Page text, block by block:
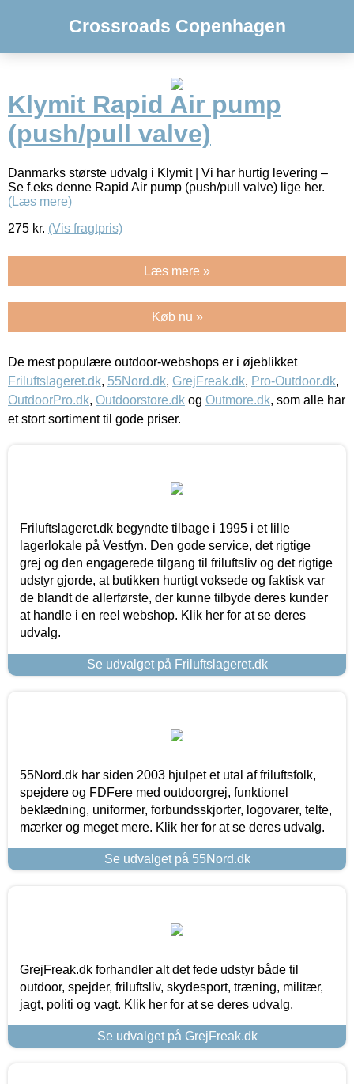
Crossroads Copenhagen
Klymit Rapid Air pump
(push/pull valve)
Danmarks største udvalg i Klymit | Vi har hurtig levering –
Se f.eks denne Rapid Air pump (push/pull valve) lige her.
(Læs mere)
275 kr. (Vis fragtpris)
Læs mere »
Køb nu »
De mest populære outdoor-webshops er i øjeblikket
Friluftslageret.dk, 55Nord.dk, GrejFreak.dk, Pro-Outdoor.dk,
OutdoorPro.dk, Outdoorstore.dk og Outmore.dk, som alle har
et stort sortiment til gode priser.
Friluftslageret.dk begyndte tilbage i 1995 i et lille
lagerlokale på Vestfyn. Den gode service, det rigtige
grej og den engagerede tilgang til friluftsliv og det rigtige
udstyr gjorde, at butikken hurtigt voksede og faktisk var
de blandt de allerførste, der kunne tilbyde deres kunder
at handle i en reel webshop. Klik her for at se deres
udvalg.
Se udvalget på Friluftslageret.dk
55Nord.dk har siden 2003 hjulpet et utal af friluftsfolk,
spejdere og FDFere med outdoorgrej, funktionel
beklædning, uniformer, forbundsskjorter, logovarer, telte,
mærker og meget mere. Klik her for at se deres udvalg.
Se udvalget på 55Nord.dk
GrejFreak.dk forhandler alt det fede udstyr både til
outdoor, spejder, friluftsliv, skydesport, træning, militær,
jagt, politi og vagt. Klik her for at se deres udvalg.
Se udvalget på GrejFreak.dk